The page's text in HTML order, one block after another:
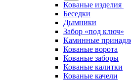
Кованые изделия
Беседки
Дымники
Забор «под ключ»
Каминные
Кованые ворота
Кованые заборы
Кованые калитки
Кованые качели